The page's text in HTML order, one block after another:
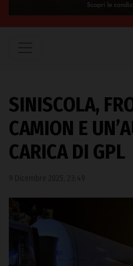
SINISCOLA,
CAMION E
CARICA DI GPL